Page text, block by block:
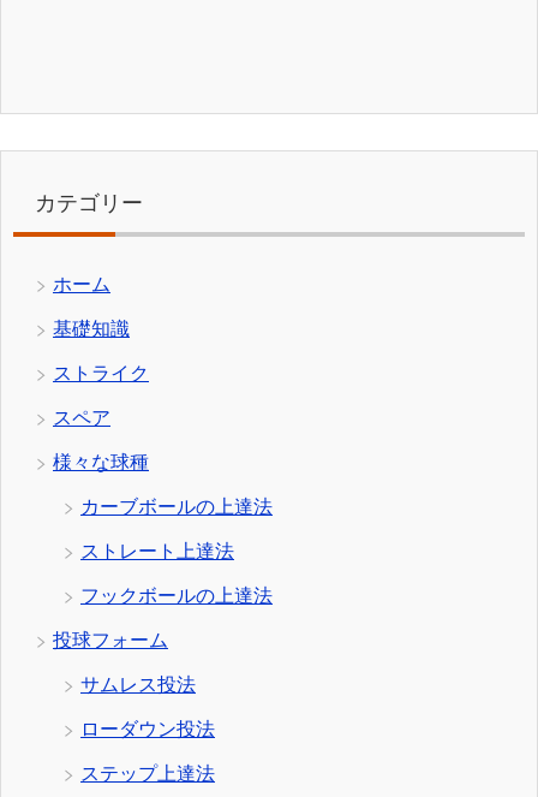
カテゴリー
ホーム
基礎知識
ストライク
スペア
様々な球種
カーブボールの上達法
ストレート上達法
フックボールの上達法
投球フォーム
サムレス投法
ローダウン投法
ステップ上達法